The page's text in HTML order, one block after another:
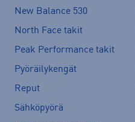
New Balance 530
North Face takit
Peak Performance takit
Pyöräilykengät
Reput
Sähköpyörä